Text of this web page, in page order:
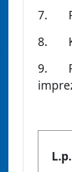
7.
8.
9.
L.p.